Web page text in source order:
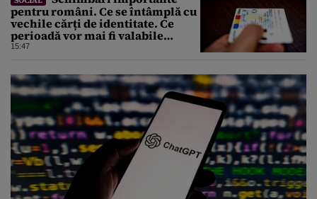
pentru români. Ce se întâmplă cu
vechile cărți de identitate. Ce
perioadă vor mai fi valabile
buletinele clasice
15:47